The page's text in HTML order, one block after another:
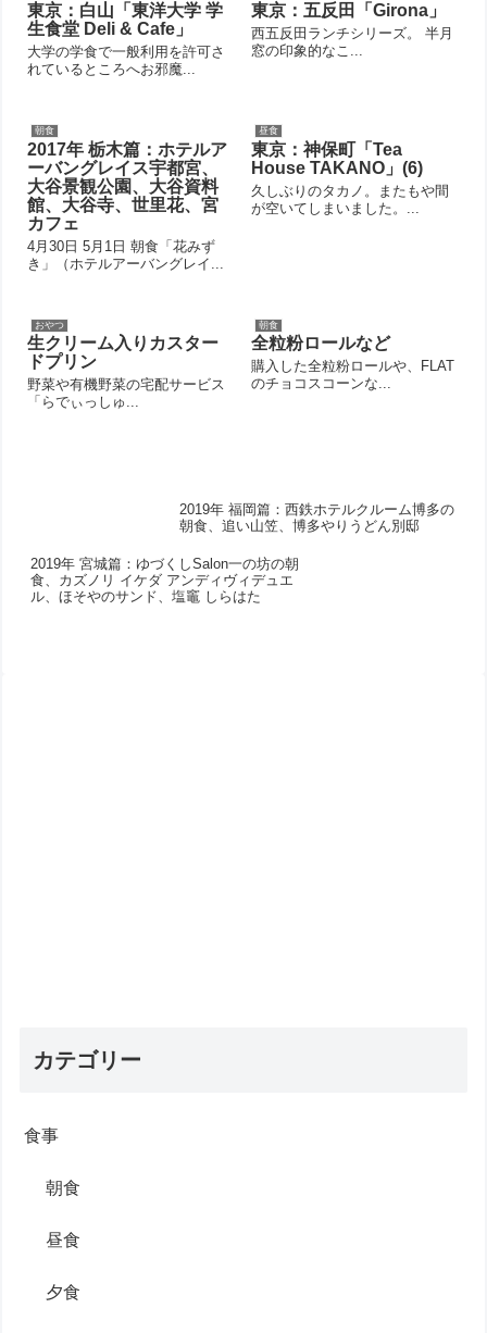
東京：白山「東洋大学 学
生食堂 Deli & Cafe」
大学の学食で一般利用を許可さ
れているところへお邪魔...
東京：五反田「Girona」
西五反田ランチシリーズ。 半月
窓の印象的なこ...
朝食
2017年 栃木篇：ホテルア
ーバングレイス宇都宮、
大谷景観公園、大谷資料
館、大谷寺、世里花、宮
カフェ
4月30日 5月1日 朝食「花みず
き」（ホテルアーバングレイ...
昼食
東京：神保町「Tea
House TAKANO」(6)
久しぶりのタカノ。またもや間
が空いてしまいました。...
おやつ
生クリーム入りカスター
ドプリン
野菜や有機野菜の宅配サービス
「らでぃっしゅ...
朝食
全粒粉ロールなど
購入した全粒粉ロールや、FLAT
のチョコスコーンな...
2019年 福岡篇：西鉄ホテルクルーム博多の
朝食、追い山笠、博多やりうどん別邸
2019年 宮城篇：ゆづくしSalon一の坊の朝
食、カズノリ イケダ アンディヴィデュエ
ル、ほそやのサンド、塩竈 しらはた
カテゴリー
食事
朝食
昼食
夕食